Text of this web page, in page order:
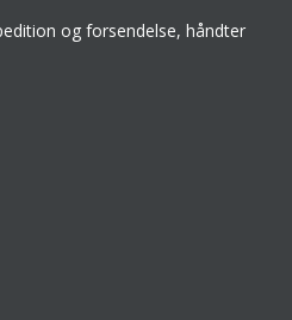
og forsendelse, håndter